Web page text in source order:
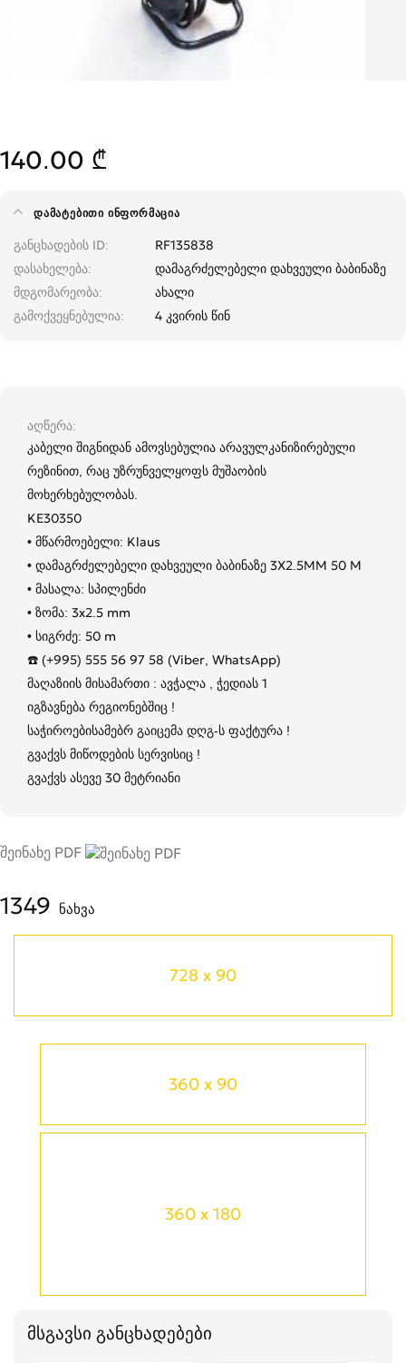
360 x 90
360 x 180
მსგავსი განცხადებები
140.00 ₾
ᲓᲐᲛᲐᲢᲔᲑᲘᲗᲘ ᲘᲜᲤᲝᲠᲛᲐᲪᲘᲐ
განცხადების ID
RF135838
დასახელება
დამაგრძელებელი დახვეული ბაბინაზე
მდგომარეობა
ახალი
გამოქვეყნებულია
4 კვირის წინ
აღწერა
კაბელი შიგნიდან ამოვსებულია არავულკანიზირებული
რეზინით, რაც უზრუნველყოფს მუშაობის
მოხერხებულობას.
KE30350
• მწარმოებელი: Klaus
• დამაგრძელებელი დახვეული ბაბინაზე 3X2.5MM 50 M
• მასალა: სპილენძი
• ზომა: 3x2.5 mm
• სიგრძე: 50 m
☎️ (+995) 555 56 97 58 (Viber, WhatsApp)
მაღაზიის მისამართი : ავჭალა , ჭედიას 1
იგზავნება რეგიონებშიც !
საჭიროებისამებრ გაიცემა დღგ-ს ფაქტურა !
გვაქვს მიწოდების სერვისიც !
გვაქვს ასევე 30 მეტრიანი
შეინახე PDF
1349 ნახვა
728 x 90